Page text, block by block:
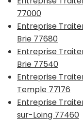
77000
Entreprise
Brie 77680
Entreprise
Brie 77540
Entreprise
Temple 77176
Entreprise
sur-Loing 77460